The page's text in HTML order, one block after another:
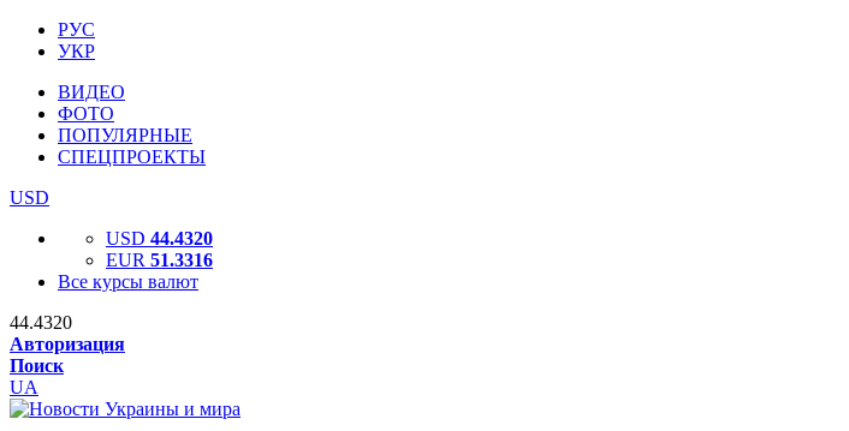
РУС
УКР
ВИДЕО
ФОТО
ПОПУЛЯРНЫЕ
СПЕЦПРОЕКТЫ
USD
USD 44.4320
EUR 51.3316
Все курсы валют
44.4320
Авторизация
Поиск
UA